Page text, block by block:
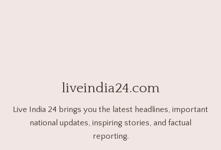
liveindia24.com
Live India 24 brings you the latest headlines, important
national updates, inspiring stories, and factual
reporting.